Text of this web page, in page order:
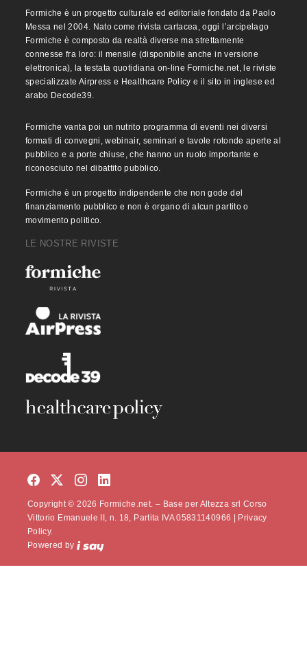
Formiche è un progetto culturale ed editoriale fondato da Paolo
Messa nel 2004. Nato come rivista cartacea, oggi l’arcipelago
Formiche è composto da realtà diverse ma strettamente
connesse fra loro: il mensile (disponibile anche in versione
elettronica), la testata quotidiana on-line Formiche.net, le riviste
specializzate Airpress e Healthcare Policy e il sito in inglese ed
arabo Decode39.
Formiche vanta poi un nutrito programma di eventi nei diversi
formati di convegni, webinair, seminari e tavole rotonde aperte al
pubblico e a porte chiuse, che hanno un ruolo importante e
riconosciuto nel dibattito pubblico.
Formiche è un progetto indipendente che non gode del
finanziamento pubblico e non è organo di alcun partito o
movimento politico.
LE NOSTRE RIVISTE
Copyright © 2026 Formiche.net. – Base per Altezza srl Corso
Vittorio Emanuele II, n. 18, Partita IVA 05831140966 |
Privacy
Policy.
Powered by